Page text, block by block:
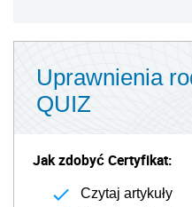
Uprawnienia
QUIZ
Jak zdobyć Certyfikat:
Czytaj artykuły